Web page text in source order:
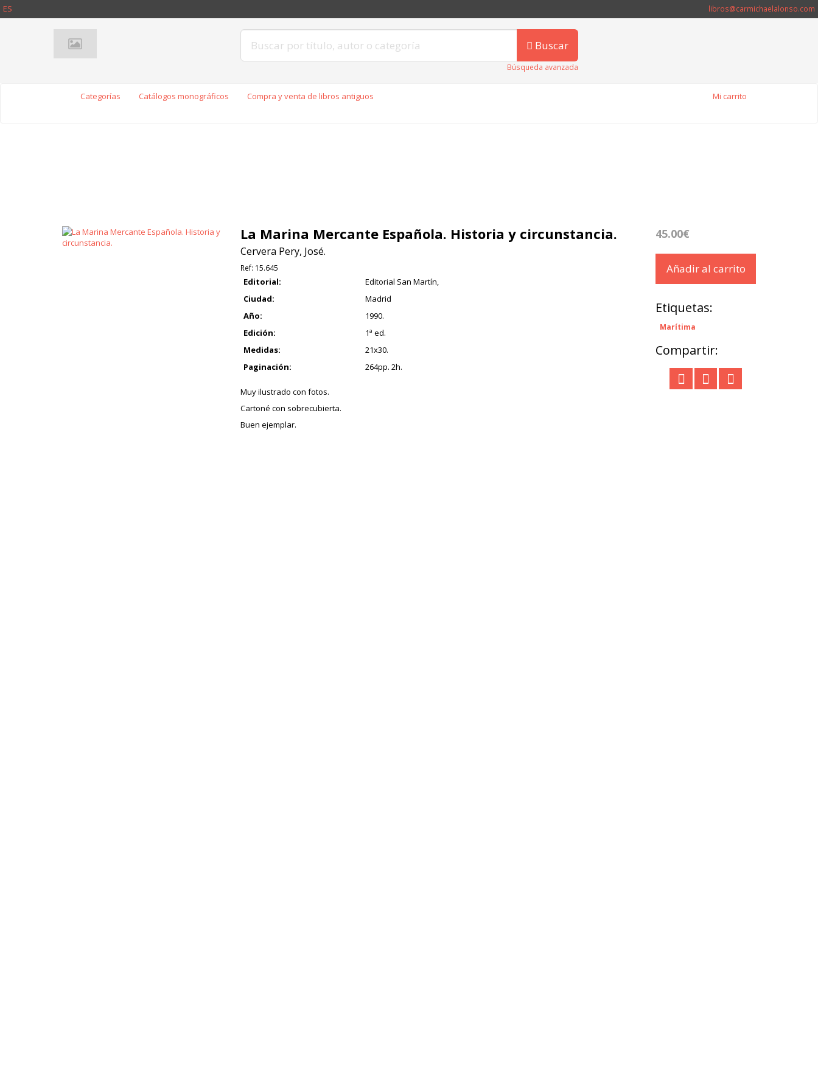
ES libros@carmichaelalonso.com
Buscar
Búsqueda avanzada
Categorías Catálogos monográficos Compra y venta de libros antiguos Mi carrito
La Marina Mercante Española. Historia y circunstancia.
Cervera Pery, José.
Ref: 15.645
Editorial:
Editorial San Martín,
Ciudad:
Madrid
Año:
1990.
Edición:
1ª ed.
Medidas:
21x30.
Paginación:
264pp. 2h.
Muy ilustrado con fotos.
Cartoné con sobrecubierta.
Buen ejemplar.
45.00€
Añadir al carrito
Etiquetas:
Marítima
Compartir: